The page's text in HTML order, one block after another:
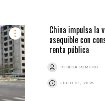
China impulsa la
asequible con
renta pública
REBECA ROMERO
JULIO 21, 2026